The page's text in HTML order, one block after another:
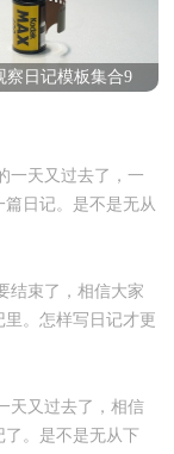
察日记模板集合9
一天又过去了，一
日记。是不是无从
结束了，相信大家
。怎样写日记才更
天又过去了，相信
。是不是无从下